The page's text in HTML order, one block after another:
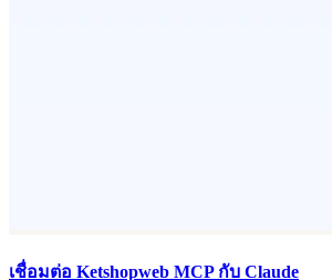
เชื่อมต่อ Ketshopweb MCP กับ Claude